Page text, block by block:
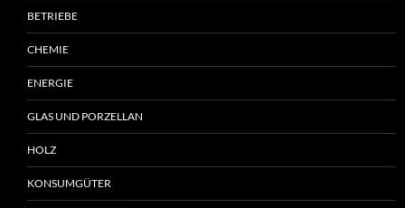
BETRIEBE
CHEMIE
ENERGIE
GLAS UND PORZELLAN
HOLZ
KONSUMGÜTER